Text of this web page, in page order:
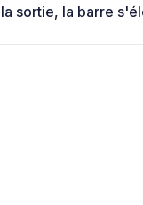
sortie, la barre